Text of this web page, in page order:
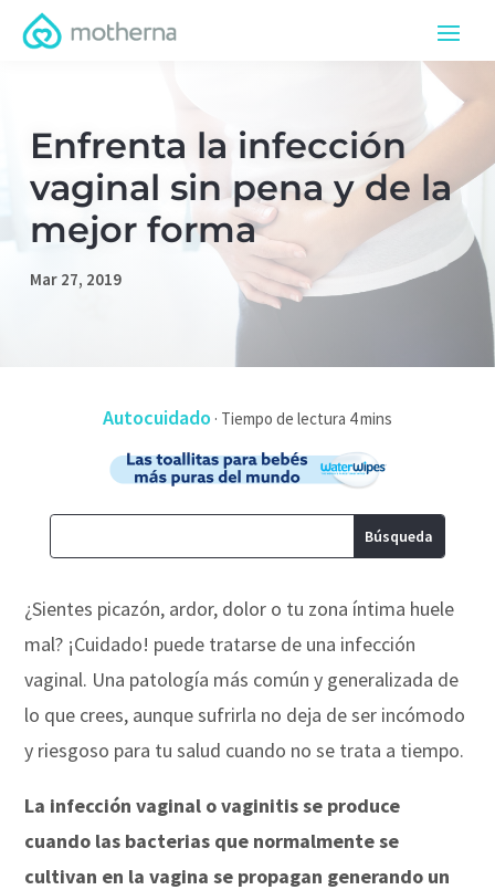
Enfrenta la infección
vaginal sin pena y de la
mejor forma
Mar 27, 2019
Autocuidado ·
¿Sientes picazón, ardor, dolor o tu zona íntima huele
mal? ¡Cuidado! puede tratarse de una infección
vaginal. Una patología más común y generalizada de
lo que crees, aunque sufrirla no deja de ser incómodo
y riesgoso para tu salud cuando no se trata a tiempo.
La infección vaginal o vaginitis se produce
cuando las bacterias que normalmente se
cultivan en la vagina se propagan generando un